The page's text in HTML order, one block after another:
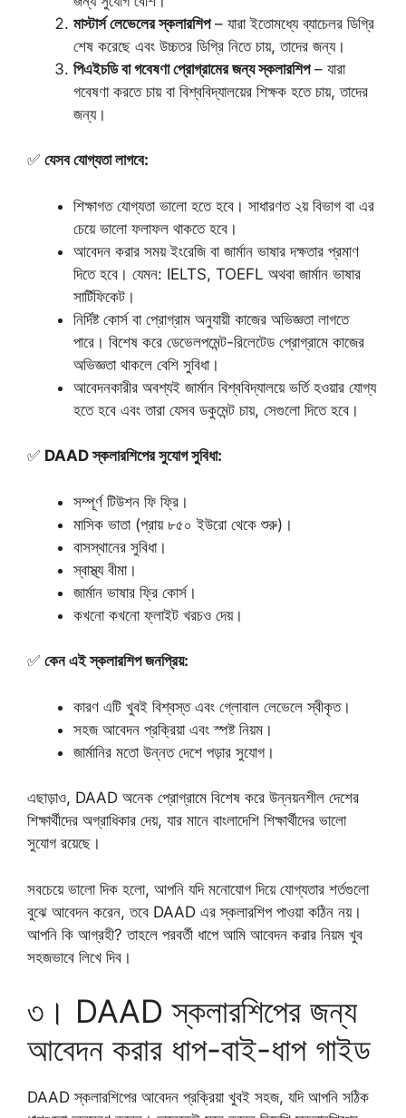
মাস্টার্স লেভেলের স্কলারশিপ– যারা ইতোমধ্যে ব্যাচেলর ডিগ্রি
শেষ করেছে এবং উচ্চতর ডিগ্রি নিতে চায়, তাদের জন্য।
পিএইচডি বা গবেষণা প্রোগ্রামের জন্য স্কলারশিপ– যারা
গবেষণা করতে চায় বা বিশ্ববিদ্যালয়ের শিক্ষক হতে চায়, তাদের
জন্য।
✅ যেসব যোগ্যতা লাগবে:
শিক্ষাগত যোগ্যতা ভালো হতে হবে। সাধারণত ২য় বিভাগ বা এর
চেয়ে ভালো ফলাফল থাকতে হবে।
আবেদন করার সময় ইংরেজি বা জার্মান ভাষার দক্ষতার প্রমাণ
দিতে হবে। যেমন: IELTS, TOEFL অথবা জার্মান ভাষার
সার্টিফিকেট।
নির্দিষ্ট কোর্স বা প্রোগ্রাম অনুযায়ী কাজের অভিজ্ঞতা লাগতে
পারে। বিশেষ করে ডেভেলপমেন্ট-রিলেটেড প্রোগ্রামে কাজের
অভিজ্ঞতা থাকলে বেশি সুবিধা।
আবেদনকারীর অবশ্যই জার্মান বিশ্ববিদ্যালয়ে ভর্তি হওয়ার যোগ্য
হতে হবে এবং তারা যেসব ডকুমেন্ট চায়, সেগুলো দিতে হবে।
✅ DAAD স্কলারশিপের সুযোগ সুবিধা:
সম্পূর্ণ টিউশন ফি ফ্রি।
মাসিক ভাতা (প্রায় ৮৫০ ইউরো থেকে শুরু)।
বাসস্থানের সুবিধা।
স্বাস্থ্য বীমা।
জার্মান ভাষার ফ্রি কোর্স।
কখনো কখনো ফ্লাইট খরচও দেয়।
✅ কেন এই স্কলারশিপ জনপ্রিয়:
কারণ এটি খুবই বিশ্বস্ত এবং গ্লোবাল লেভেলে স্বীকৃত।
সহজ আবেদন প্রক্রিয়া এবং স্পষ্ট নিয়ম।
জার্মানির মতো উন্নত দেশে পড়ার সুযোগ।
এছাড়াও, DAAD অনেক প্রোগ্রামে বিশেষ করে উন্নয়নশীল দেশের
শিক্ষার্থীদের অগ্রাধিকার দেয়, যার মানে বাংলাদেশি শিক্ষার্থীদের ভালো
সুযোগ রয়েছে।
সবচেয়ে ভালো দিক হলো, আপনি যদি মনোযোগ দিয়ে যোগ্যতার শর্তগুলো
বুঝে আবেদন করেন, তবে DAAD এর স্কলারশিপ পাওয়া কঠিন নয়।
আপনি কি আগ্রহী? তাহলে পরবর্তী ধাপে আমি আবেদন করার নিয়ম খুব
সহজভাবে লিখে দিব।
৩। DAAD স্কলারশিপের জন্য
আবেদন করার ধাপ-বাই-ধাপ গাইড
DAAD স্কলারশিপের আবেদন প্রক্রিয়া খুবই সহজ, যদি আপনি সঠিক